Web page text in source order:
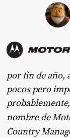
por fin de año,
pocos pero
nombre de
Country